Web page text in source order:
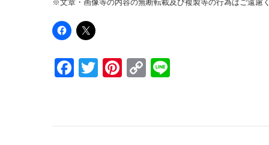
※文章・画像等の内容の無断転載及び複製等の行為はご遠慮く
Facebook
Twitter
Pinterest
Copy